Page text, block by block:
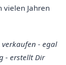
vielen Jahren
- egal
- erstellt Dir